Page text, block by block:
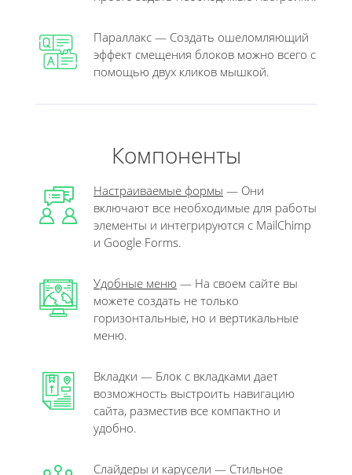
Параллакс — Создать ошеломляющий
эффект смещения блоков можно всего с
помощью двух кликов мышкой.
Компоненты
Настраиваемые формы — Они
включают все необходимые для работы
элементы и интегрируются с MailChimp
и Google Forms.
Удобные меню — На своем сайте вы
можете создать не только
горизонтальные, но и вертикальные
меню.
Вкладки — Блок с вкладками дает
возможность выстроить навигацию
сайта, разместив все компактно и
удобно.
Слайдеры и карусели — Стильное